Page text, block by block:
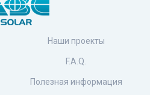
Наши проекты
F.A.Q.
Полезная информация